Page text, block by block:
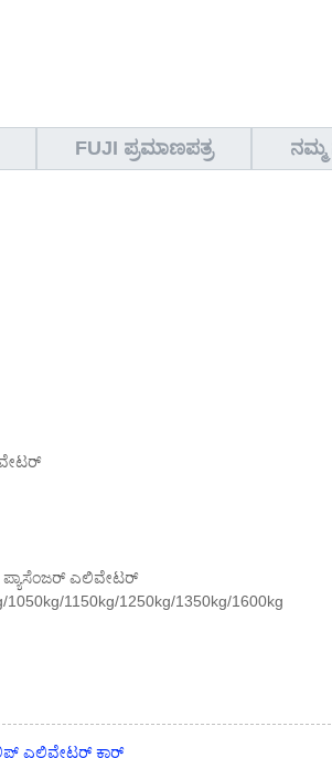
FUJI ಪ್ರಮಾಣಪತ್ರ ನಮ್ಮ
ಪ್ಯಾಸೆಂಜರ್ ಎಲಿವೇಟರ್
1150kg/1250kg/1350kg/1600kg
ಎಲಿವೇಟರ್ ಕಾರ್